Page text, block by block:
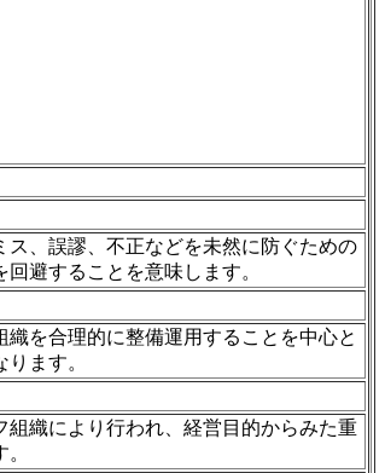
、誤謬、不正などを未然に防ぐための
避することを意味します。
を合理的に整備運用することを中心と
ます。
織により行われ、経営目的からみた重